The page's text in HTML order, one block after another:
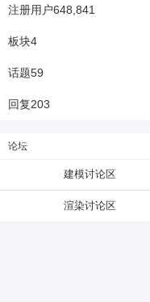
注册用户648,841
板块4
话题59
回复203
论坛
建模讨论区
渲染讨论区